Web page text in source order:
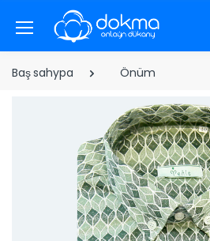
Baş sahypa Önüm